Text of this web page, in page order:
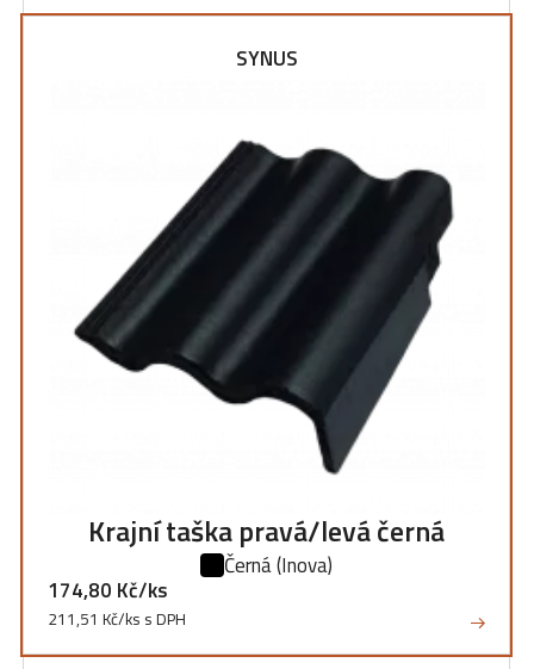
SYNUS
Krajní taška pravá/levá černá
Černá(Inova)
174,80 Kč/ks
211,51 Kč/ks s DPH